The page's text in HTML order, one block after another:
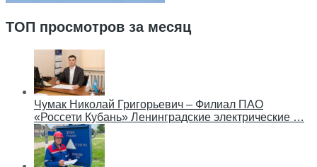
ТОП просмотров за месяц
Чумак Николай Григорьевич – Филиал ПАО
«Россети Кубань» Ленинградские электрические …